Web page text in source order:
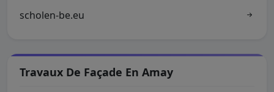
scholen-be.eu
Travaux De Façade En Amay